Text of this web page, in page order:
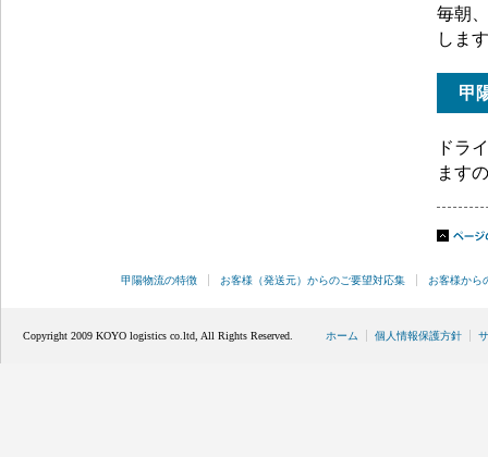
毎朝
します
甲
ドラ
ます
甲陽物流の特徴 お客様（発送元）からのご要望対応集 お客様から
Copyright 2009 KOYO logistics co.ltd, All Rights Reserved. ホーム 個人情報保護方針